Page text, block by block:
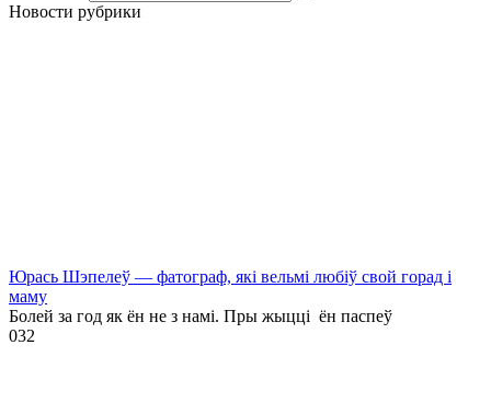
Новости рубрики
Юрась Шэпелеў — фатограф, які вельмі любіў свой горад і
маму
Болей за год як ён не з намі. Пры жыцці ён паспеў
032